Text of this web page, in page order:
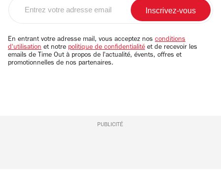
email
En entrant votre adresse mail, vous acceptez nos conditions
d'utilisation et notre politique de confidentialité et de recevoir les
emails de Time Out à propos de l'actualité, évents, offres et
promotionnelles de nos partenaires.
PUBLICITÉ